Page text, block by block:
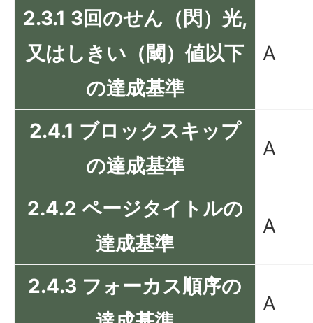
2.3.1 3回のせん（閃）光,
又はしきい（閾）値以下
の達成基準
A
2.4.1 ブロックスキップ
の達成基準
A
2.4.2 ページタイトルの
達成基準
A
2.4.3 フォーカス順序の
A